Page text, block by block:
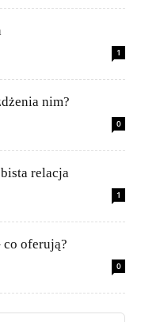
1
nim?
0
relacja
1
co oferują?
0